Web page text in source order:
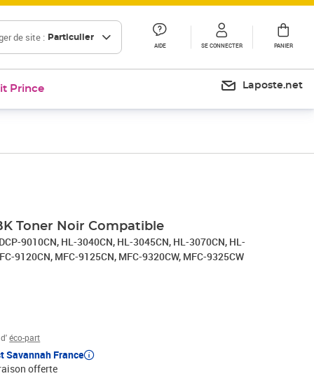
de site : Particulier
AIDE SE CONNECTER PANIER
Prince Laposte.net
Toner Noir Compatible
9010CN, HL-3040CN, HL-3045CN, HL-3070CN, HL-
9120CN, MFC-9125CN, MFC-9320CW, MFC-9325CW
d'éco-part
Savannah France
offerte